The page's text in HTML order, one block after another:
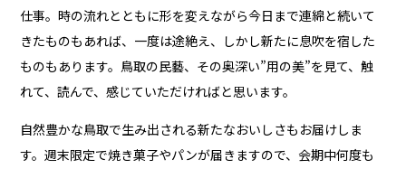
仕事。時の流れとともに形を変えながら今日まで連綿と続いて
きたものもあれば、一度は途絶え、しかし新たに息吹を宿した
ものもあります。鳥取の民藝、その奥深い”用の美”を見て、触
れて、読んで、感じていただければと思います。
自然豊かな鳥取で生み出される新たなおいしさもお届けしま
す。週末限定で焼き菓子やパンが届きますので、会期中何度も